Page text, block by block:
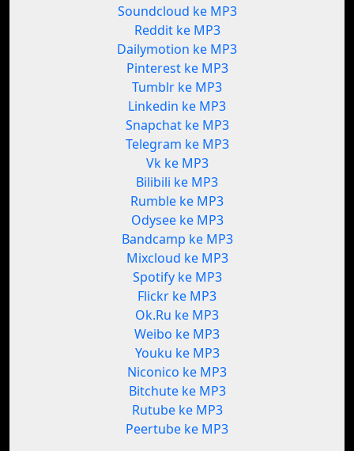
Soundcloud ke MP3
Reddit ke MP3
Dailymotion ke MP3
Pinterest ke MP3
Tumblr ke MP3
Linkedin ke MP3
Snapchat ke MP3
Telegram ke MP3
Vk ke MP3
Bilibili ke MP3
Rumble ke MP3
Odysee ke MP3
Bandcamp ke MP3
Mixcloud ke MP3
Spotify ke MP3
Flickr ke MP3
Ok.Ru ke MP3
Weibo ke MP3
Youku ke MP3
Niconico ke MP3
Bitchute ke MP3
Rutube ke MP3
Peertube ke MP3